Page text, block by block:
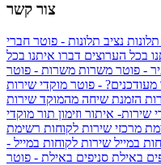
צור קשר
נציב תלונות - פוטר חברי
בכל הערוצים דברו איתנו בכל
- פוטר משרות משרות - פוטר
- פוטר מוקדי שירות
הזמנת שיחה מהמוקד שירות
שירות- איתור וזימון תור מוקדי
מרכזי שירות לקוחות רשימת
במייל שירות לקוחות במייל -
באילת סניפים באילת - פוטר